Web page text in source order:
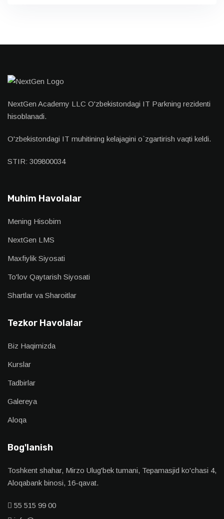
NextGen Academy LLC O'zbekistondagi IT Parkning rezidenti
hisoblanadi.
O'zbekistondagi IT muhitining kelajagini o`zgartirish vaqti keldi.
STIR: 309800034
Muhim Havolalar
Mening Hisobim
NextGen LMS
Maxfiylik Siyosati
To'lov Qaytarish Siyosati
Shartlar va Sharoitlar
Tezkor Havolalar
Biz Haqimizda
Kurslar
Tadbirlar
Galereya
Aloqa
Bog'lanish
Toshkent shahar, Mirzo Ulug'bek tumani, Tepamasjid ko'chasi 4,
Aloqabank binosi, 16-qavat.
55 515 99 00